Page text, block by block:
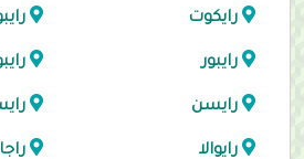
رايكوت
رايبور
رايسن
رايوالا